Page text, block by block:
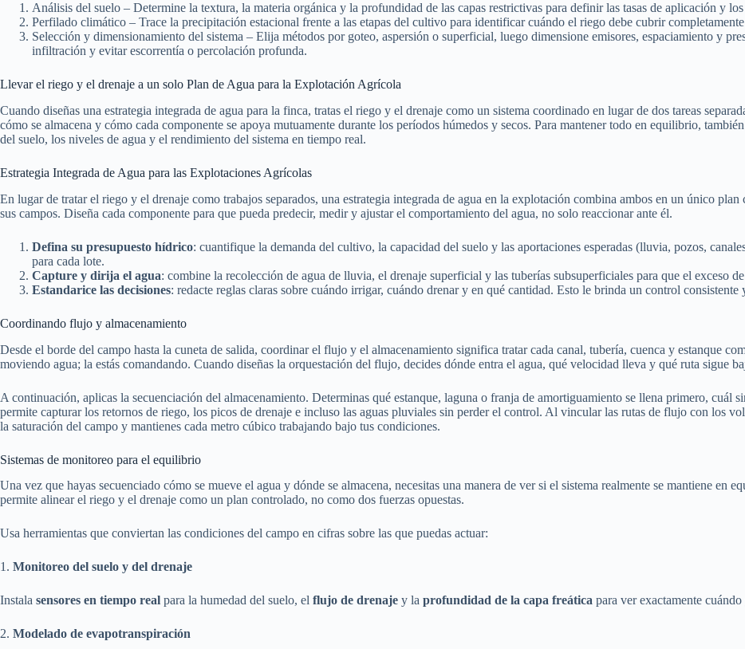
Análisis del suelo – Determine la textura, la materia orgánica y la profundidad de las capas restrictivas para definir las tasas de aplicación y
Perfilado climático – Trace la precipitación estacional frente a las etapas del cultivo para identificar cuándo el riego debe cubrir
Selección y dimensionamiento del sistema – Elija métodos por goteo, aspersión o superficial, luego dimensione emisores, espaciamiento y
infiltración y evitar escorrentía o percolación profunda.
Llevar el riego y el drenaje a un solo Plan de Agua para la Explotación Agrícola
Cuando diseñas una estrategia integrada de agua para la finca, tratas el riego y el drenaje como un sistema coordinado en lugar de dos tareas
cómo se almacena y cómo cada componente se apoya mutuamente durante los períodos húmedos y secos. Para mantener todo en equilibrio,
del suelo, los niveles de agua y el rendimiento del sistema en tiempo real.
Estrategia Integrada de Agua para las Explotaciones Agrícolas
En lugar de tratar el riego y el drenaje como trabajos separados, una estrategia integrada de agua en la explotación combina ambos en un único
sus campos. Diseña cada componente para que pueda predecir, medir y ajustar el comportamiento del agua, no solo reaccionar ante él.
Defina su presupuesto hídrico: cuantifique la demanda del cultivo, la capacidad del suelo y las aportaciones esperadas (lluvia, pozos,
para cada lote.
Capture y dirija el agua: combine la recolección de agua de lluvia, el drenaje superficial y las tuberías subsuperficiales para que el exceso
Estandarice las decisiones: redacte reglas claras sobre cuándo irrigar, cuándo drenar y en qué cantidad. Esto le brinda un control
Coordinando flujo y almacenamiento
Desde el borde del campo hasta la cuneta de salida, coordinar el flujo y el almacenamiento significa tratar cada canal, tubería, cuenca y estanque
moviendo agua; la estás comandando. Cuando diseñas la orquestación del flujo, decides dónde entra el agua, qué velocidad lleva y qué ruta sigue
A continuación, aplicas la secuenciación del almacenamiento. Determinas qué estanque, laguna o franja de amortiguamiento se llena primero, cuál
permite capturar los retornos de riego, los picos de drenaje e incluso las aguas pluviales sin perder el control. Al vincular las rutas de flujo con los
la saturación del campo y mantienes cada metro cúbico trabajando bajo tus condiciones.
Sistemas de monitoreo para el equilibrio
Una vez que hayas secuenciado cómo se mueve el agua y dónde se almacena, necesitas una manera de ver si el sistema realmente se mantiene
permite alinear el riego y el drenaje como un plan controlado, no como dos fuerzas opuestas.
Usa herramientas que conviertan las condiciones del campo en cifras sobre las que puedas actuar:
1. Monitoreo del suelo y del drenaje
Instala sensores en tiempo real para la humedad del suelo, el flujo de drenaje y la profundidad de la capa freática para ver exactamente
2. Modelado de evapotranspiración